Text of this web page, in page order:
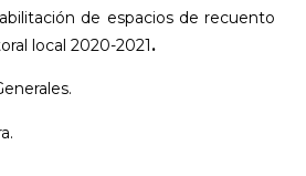
de espacios de recuento
local 2020-2021.